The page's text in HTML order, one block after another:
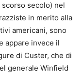
secolo) nel
in merito alla
americani, sono
appare invece il
di Custer, che di
generale Winfield